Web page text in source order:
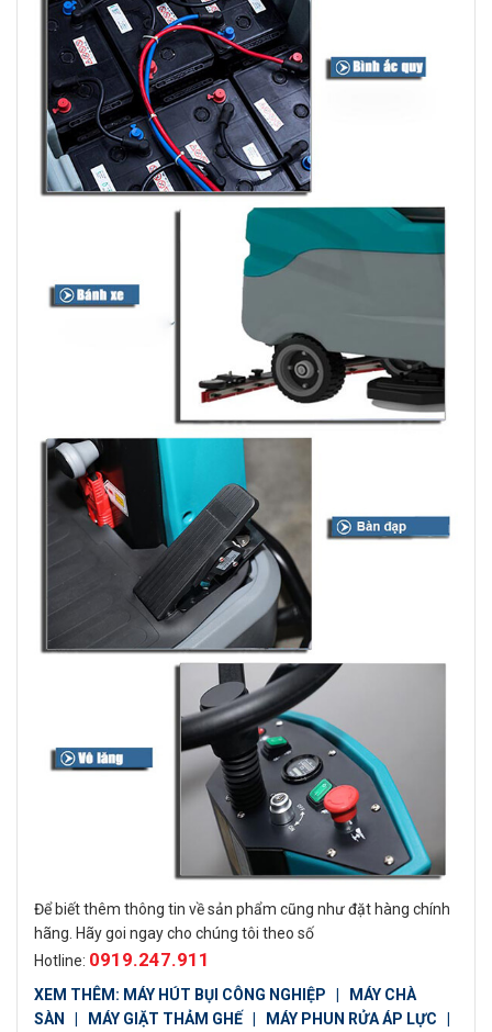
Để biết thêm thông tin về sản phẩm cũng như đặt hàng chính
hãng. Hãy goi ngay cho chúng tôi theo số
Hotline: 0919.247.911
XEM THÊM: MÁY HÚT BỤI CÔNG NGHIỆP
MÁY CHÀ
SÀN
MÁY GIẶT THẢM GHẾ MÁY PHUN RỬA ÁP LỰC